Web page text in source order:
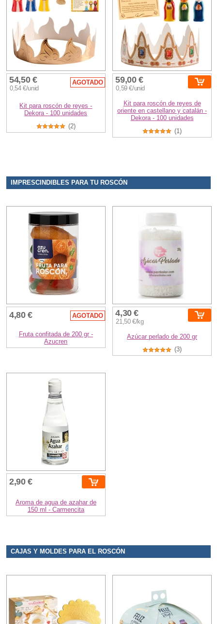
54,50 €
0,54 €/unid
AGOTADO
Kit para roscón de reyes -
Dekora - 100 unidades
(2)
59,00 €
0,59 €/unid
Kit para roscón de reyes de
oriente en castellano y catalán -
Dekora - 100 unidades
(1)
IMPRESCINDIBLES PARA TU ROSCÓN
4,80 € AGOTADO
Fruta confitada de 200 gr -
Azucren
4,30 €
21,50 €/kg
Azúcar perlado de 200 gr
(3)
2,90 €
Aroma de agua de azahar de
150 ml - Carmencita
CAJAS Y MOLDES PARA EL ROSCÓN